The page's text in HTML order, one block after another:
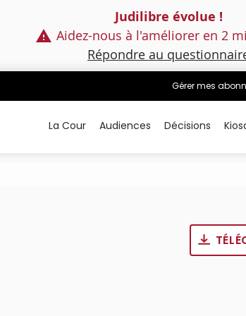
Judilibre évolue !
Aidez-nous à l'améliorer en 2
Répondre au
Gérer mes
La Cour Audiences Décisions